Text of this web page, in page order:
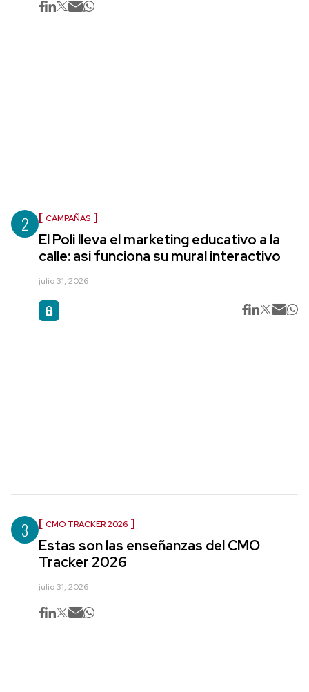
2 CAMPAÑAS
El Poli lleva el marketing educativo a la
calle: así funciona su mural interactivo
julio 31, 2026
3 CMO TRACKER 2026
Estas son las enseñanzas del CMO
Tracker 2026
julio 31, 2026